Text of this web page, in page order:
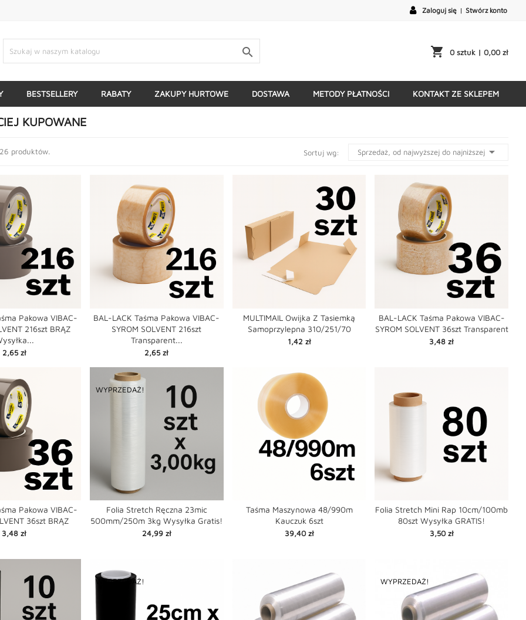
Zaloguj się | Stwórz konto
 shopping_cart 0 sztuk| 0,00 zł
BESTSELLERY RABATY ZAKUPY HURTOWE DOSTAWA METODY PŁATNOŚCI KONTAKT ZE SKLEPEM
KUPOWANE
produktów. Sortuj wg: Sprzedaż, od najwyższej do najniższej 
Pakowa VIBAC-
216szt BRĄZ
Cena
2,65 zł

BAL-LACK Taśma Pakowa VIBAC-
SYROM SOLVENT 216szt
Transparent...
Cena
2,65 zł

MULTIMAIL Owijka Z Tasiemką
Samoprzylepna 310/251/70
Cena
1,42 zł
BAL-LACK Taśma Pakowa VIBAC-
SYROM SOLVENT 36szt Transparent
Cena
3,48 zł
Pakowa VIBAC-
36szt BRĄZ
Cena
3,48 zł
WYPRZEDAŻ!
Folia Stretch Ręczna 23mic
500mm/250m 3kg Wysyłka Gratis!
Cena
24,99 zł

Taśma Maszynowa 48/990m
Kauczuk 6szt
Cena
39,40 zł

Folia Stretch Mini Rap 10cm/100mb
80szt Wysyłka GRATIS!
Cena
3,50 zł
WYPRZEDAŻ! WYPRZEDAŻ!